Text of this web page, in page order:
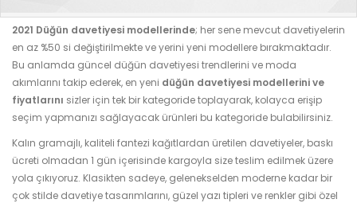
2021 Düğün davetiyesi modellerinde; her sene mevcut davetiyelerin
en az %50 si değiştirilmekte ve yerini yeni modellere bırakmaktadır.
Bu anlamda güncel düğün davetiyesi trendlerini ve moda
akımlarını takip ederek, en yeni düğün davetiyesi modellerini ve
fiyatlarını sizler için tek bir kategoride toplayarak, kolayca erişip
seçim yapmanızı sağlayacak ürünleri bu kategoride bulabilirsiniz.
Kalın gramajlı, kaliteli fantezi kağıtlardan üretilen davetiyeler, baskı
ücreti olmadan 1 gün içerisinde kargoyla size teslim edilmek üzere
yola çıkıyoruz. Klasikten sadeye, gelenekselden moderne kadar bir
çok stilde davetiye tasarımlarını, güzel yazı tipleri ve renkler gibi özel